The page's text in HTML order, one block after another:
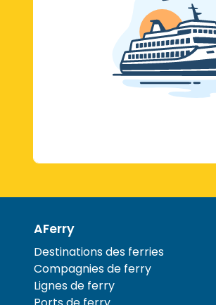
AFerry
Destinations des ferries
Compagnies de ferry
Lignes de ferry